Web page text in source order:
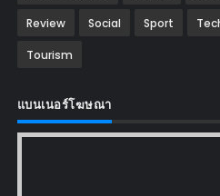
Review Social Sport
Tourism
แบนเนอร์โฆษณา